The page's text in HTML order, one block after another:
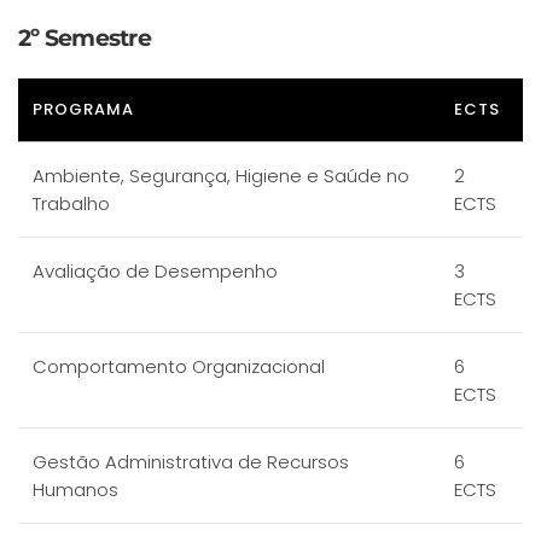
2º Semestre
PROGRAMA ECTS
Ambiente, Segurança, Higiene e Saúde no
Trabalho
2
ECTS
Avaliação de Desempenho
3
ECTS
Comportamento Organizacional
6
ECTS
Gestão Administrativa de Recursos
Humanos
6
ECTS